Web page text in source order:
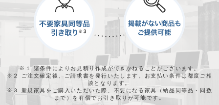
※１ 諸条件によりお見積り作成ができかねることがございます。
※２ ご注文確定後、ご請求書を発行いたします。お支払い条件は都度ご相
談となります。
※３ 新規家具をご購入いただいた際、不要になる家具（納品同等品・同数
まで）を有償でお引き取りが可能です。